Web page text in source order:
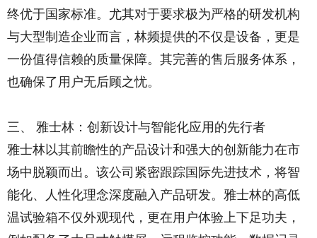
终优于国家标准。尤其对于要求极为严格的研发机构
与大型制造企业而言，林频提供的不仅是设备，更是
一份值得信赖的质量保障。其完善的售后服务体系，
也确保了用户无后顾之忧。
三、 雅士林：创新设计与智能化应用的先行者
雅士林以其前瞻性的产品设计和强大的创新能力在市
场中脱颖而出。该公司紧密跟踪国际先进技术，将智
能化、人性化理念深度融入产品研发。雅士林的高低
温试验箱不仅外观现代，更在用户体验上下足功夫，